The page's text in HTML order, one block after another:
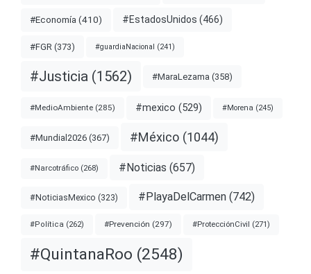
#Economía (410) #EstadosUnidos (466)
#FGR (373) #guardiaNacional (241)
#Justicia (1562) #MaraLezama (358)
#MedioAmbiente (285) #mexico (529) #Morena (245)
#Mundial2026 (367) #México (1044)
#Narcotráfico (268) #Noticias (657)
#NoticiasMexico (323) #PlayaDelCarmen (742)
#Política (262) #Prevención (297) #ProtecciónCivil (271)
#QuintanaRoo (2548)